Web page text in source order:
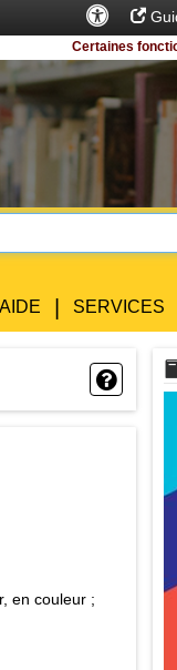
Accès
Certaines fonctions
SERVICES
en couleur ;